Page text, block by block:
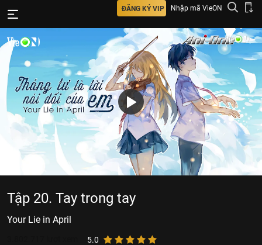
ĐĂNG KÝ VIP Nhập mã VieON
Tập 20. Tay trong tay
Your Lie in April
5.0